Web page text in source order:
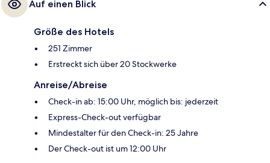
Auf einen Blick
Größe des Hotels
251 Zimmer
Erstreckt sich über 20 Stockwerke
Anreise/Abreise
Check-in ab: 15:00 Uhr, möglich bis: jederzeit
Express-Check-out verfügbar
Mindestalter für den Check-in: 25 Jahre
Der Check-out ist um 12:00 Uhr